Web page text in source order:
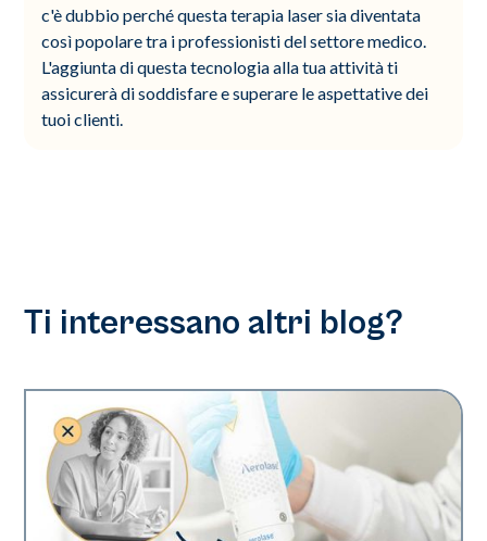
c'è dubbio perché questa terapia laser sia diventata
così popolare tra i professionisti del settore medico.
L'aggiunta di questa tecnologia alla tua attività ti
assicurerà di soddisfare e superare le aspettative dei
tuoi clienti.
Ti interessano altri blog?